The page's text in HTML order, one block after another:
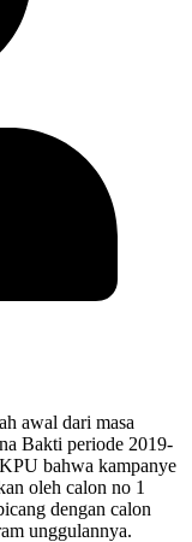
awal dari masa
Bakti periode 2019-
bahwa kampanye
oleh calon no 1
dengan calon
unggulannya.